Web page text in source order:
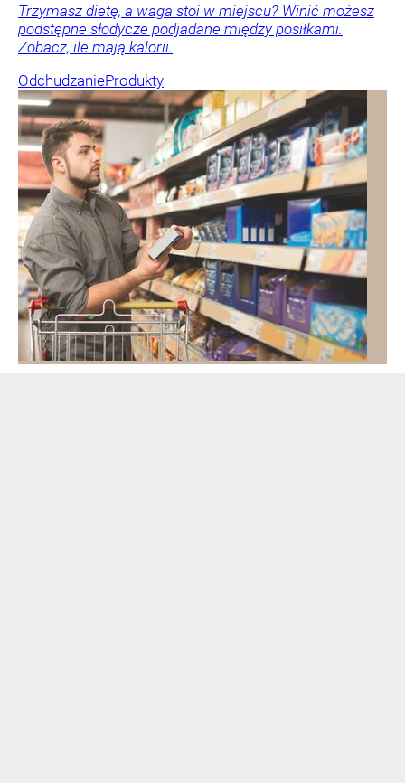
Trzymasz dietę, a waga stoi w miejscu? Winić możesz
podstępne słodycze podjadane między posiłkami.
Zobacz, ile mają kalorii.
OdchudzanieProdukty